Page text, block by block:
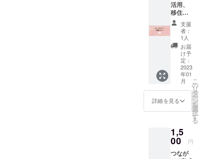
取り組み
「ときが
わ・ときの
わ」や、森
と共生する
暮らしを体
験ワーク
ショップ
「ときがわ
森の教室」
なども、と
方々と一緒
に行ってい
活用、
移住者
をただ
ただ応
援！ 感
謝の気
持ちと
完成写
真を
メール
にてお
送りし
ます。
支援
者：
1人
お届
け予
定：
2023
年01
月
詳細を見る
こ
の
リ
タ
ー
ン
を
選
択
す
る
1,5
00 円
つなが